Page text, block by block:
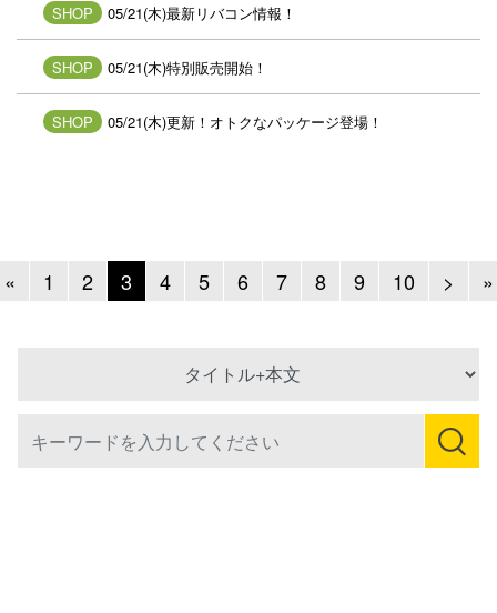
SHOP 05/21(木)最新リバコン情報！
SHOP 05/21(木)特別販売開始！
SHOP 05/21(木)更新！オトクなパッケージ登場！
«Previous
1 2 3 4 5 6 7 8 9 10 > Next
»